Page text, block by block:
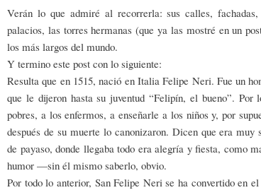
Verán lo que admiré al recorrerla: sus calles,
palacios, las torres hermanas (que ya las mostré en un
los más largos del mundo.
Y termino este post con lo siguiente:
Resulta que en 1515, nació en Italia Felipe Neri. Fue un
que le dijeron hasta su juventud “Felipín, el bueno”.
pobres, a los enfermos, a enseñarle a los niños y, por
después de su muerte lo canonizaron. Dicen que era
de payaso, donde llegaba todo era alegría y fiesta, como
humor —sin él mismo saberlo, obvio.
Por todo lo anterior, San Felipe Neri se ha convertido en